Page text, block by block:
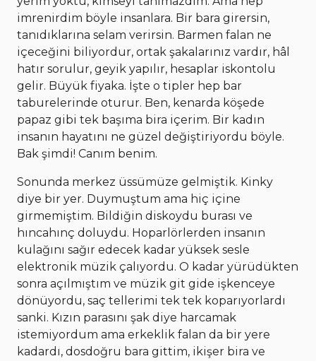
imrenirdim böyle insanlara. Bir bara girersin,
tanıdıklarına selam verirsin. Barmen falan ne
içeceğini biliyordur, ortak şakalarınız vardır, hâl
hatır sorulur, geyik yapılır, hesaplar iskontolu
gelir. Büyük fiyaka. İşte o tipler hep bar
taburelerinde oturur. Ben, kenarda köşede
papaz gibi tek başıma bira içerim. Bir kadın
insanın hayatını ne güzel değiştiriyordu böyle.
Bak şimdi! Canım benim.
Sonunda merkez üssümüze gelmiştik. Kinky
diye bir yer. Duymuştum ama hiç içine
girmemiştim. Bildiğin diskoydu burası ve
hıncahınç doluydu. Hoparlörlerden insanın
kulağını sağır edecek kadar yüksek sesle
elektronik müzik çalıyordu. O kadar yürüdükten
sonra açılmıştım ve müzik git gide işkenceye
dönüyordu, saç tellerimi tek tek koparıyorlardı
sanki. Kızın parasını şak diye harcamak
istemiyordum ama erkeklik falan da bir yere
kadardı, dosdoğru bara gittim, ikişer bira ve